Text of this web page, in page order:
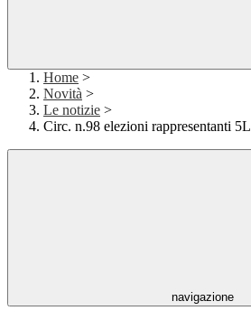
Home >
Novità >
Le notizie >
Circ. n.98 elezioni rappresentanti 5L
navigazione